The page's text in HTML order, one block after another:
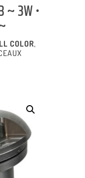
~ 3W •
COLOR,